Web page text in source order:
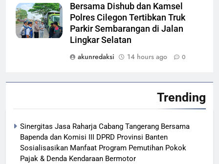
Bersama Dishub dan Kamsel
Polres Cilegon Tertibkan Truk
Parkir Sembarangan di Jalan
Lingkar Selatan
akunredaksi
14 hours ago 0
Trending
Sinergitas Jasa Raharja Cabang Tangerang Bersama
Bapenda dan Komisi III DPRD Provinsi Banten
Sosialisasikan Manfaat Program Pemutihan Pokok
Pajak & Denda Kendaraan Bermotor